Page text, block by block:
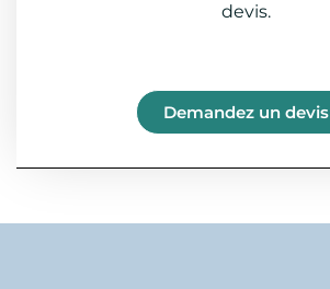
devis.
Demandez un devis